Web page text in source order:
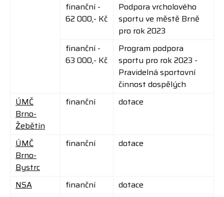
finanční -
62 000,- Kč
Podpora vrcholového
sportu ve městě Brně
pro rok 2023
finanční -
63 000,- Kč
Program podpora
sportu pro rok 2023 -
Pravidelná sportovní
činnost dospělých
ÚMČ
Brno-
Žebětín
finanční dotace
ÚMČ
Brno-
Bystrc
finanční dotace
NSA finanční
dotace